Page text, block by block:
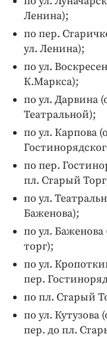
Ленина);
по пер.
ул. Ленина);
по ул.
К.Маркса);
по ул. Дарвина
Театральной);
по ул. Карпова
по пер.
пл. Старый
по ул.
Баженова);
по ул.
торг);
по ул.
пер.
по пл. Старый
по ул. Кутузова
пер. до пл.